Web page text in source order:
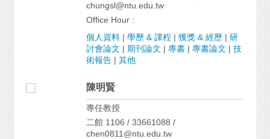
chungsl@ntu.edu.tw
Office Hour :
個人資料 |學歷 & 課程 |獲獎 & 經歷 |研
討會論文 |期刊論文 |專書 |專書論文 |技
術報告 |其他
陳明賢
專任教授
二館 1106 / 33661088 /
chen0811@ntu.edu.tw